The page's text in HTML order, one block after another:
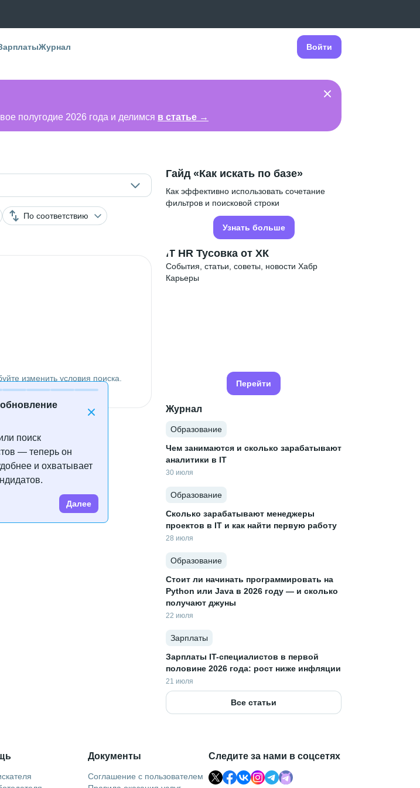
Журнал Войти
полугодие 2026 года и делимся в статье →
По соответствию
поиск
— теперь он
и охватывает
Далее
изменить условия поиска.
Гайд «Как искать по базе»
Как эффективно использовать сочетание
фильтров и поисковой строки
Узнать больше
IT HR Тусовка от ХК
События, статьи, советы, новости Хабр
Карьеры
Перейти
Журнал
Образование
Чем занимаются и сколько зарабатывают
аналитики в IT
30 июля
Образование
Сколько зарабатывают менеджеры
проектов в IT и как найти первую работу
28 июля
Образование
Стоит ли начинать программировать на
Python или Java в 2026 году — и сколько
получают джуны
22 июля
Зарплаты
Зарплаты IT-специалистов в первой
половине 2026 года: рост ниже инфляции
21 июля
Все статьи
Документы
Соглашение с пользователем
Следите за нами в соцсетях